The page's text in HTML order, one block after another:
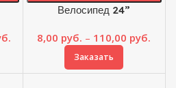
Диапазон
Велосипед 24”
8,00 руб. – 110,00 руб.
Заказать